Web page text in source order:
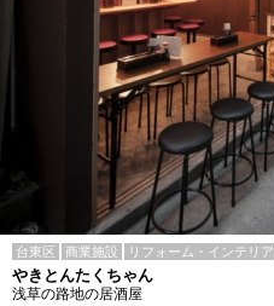
台東区 商業施設 リフォーム・インテリア
やきとんたくちゃん
浅草の路地の居酒屋